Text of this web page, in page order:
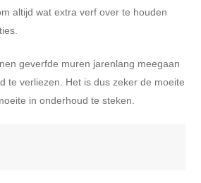
altijd wat extra verf over te houden
geverfde muren jarenlang meegaan
te verliezen. Het is dus zeker de moeite
in onderhoud te steken.